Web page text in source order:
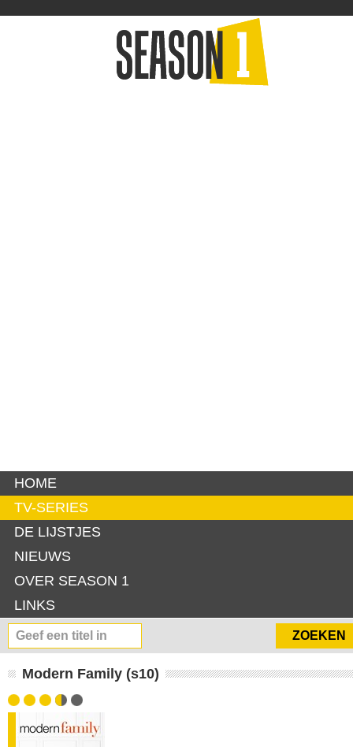
HOME
TV-SERIES
DE LIJSTJES
NIEUWS
OVER SEASON 1
LINKS
Modern Family (s10)